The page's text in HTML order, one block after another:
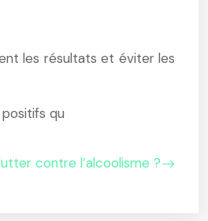
les résultats et éviter les
qu
contre l’alcoolisme ?